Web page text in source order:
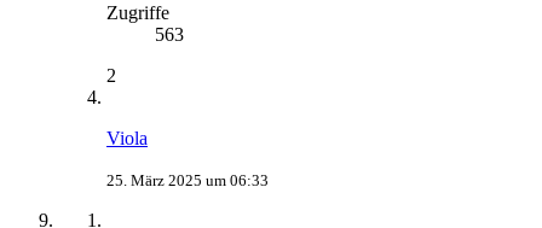
Zugriffe
563
2
Viola
25. März 2025 um 06:33